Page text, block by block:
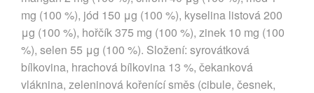
mg (100 %), jód 150 μg (100 %), kyselina listová 200
μg (100 %), hořčík 375 mg (100 %), zinek 10 mg (100
%), selen 55 μg (100 %). Složení: syrovátková
bílkovina, hrachová bílkovina 13 %, čekanková
vláknina, zeleninová kořenící směs (cibule, česnek,